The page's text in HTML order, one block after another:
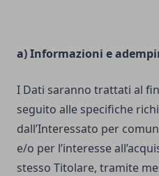
a) Informazioni e
I Dati saranno trattati al
seguito alle specifiche
dall’Interessato per
e/o per l’interesse
stesso Titolare, tramite